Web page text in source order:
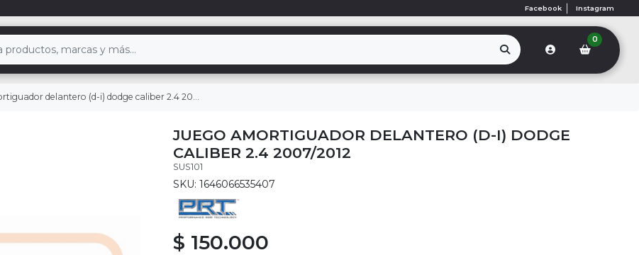
Facebook Instagram
0
delantero (d-i) dodge caliber 2.4 2007/2012
JUEGO AMORTIGUADOR DELANTERO (D-I) DODGE
CALIBER 2.4 2007/2012
SUS101
SKU: 1646066535407
$ 150.000